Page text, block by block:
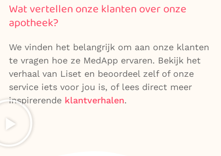
Wat vertellen onze klanten over onze
apotheek?
We vinden het belangrijk om aan onze klanten
te vragen hoe ze MedApp ervaren. Bekijk het
verhaal van Liset en beoordeel zelf of onze
service iets voor jou is, of lees direct meer
inspirerende klantverhalen.